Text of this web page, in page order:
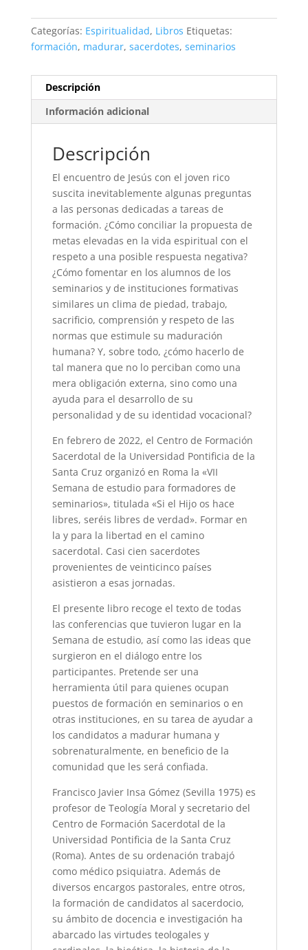
Categorías: Espiritualidad, Libros Etiquetas:
formación, madurar, sacerdotes, seminarios
Descripción
Información adicional
Descripción
El encuentro de Jesús con el joven rico
suscita inevitablemente algunas preguntas
a las personas dedicadas a tareas de
formación. ¿Cómo conciliar la propuesta de
metas elevadas en la vida espiritual con el
respeto a una posible respuesta negativa?
¿Cómo fomentar en los alumnos de los
seminarios y de instituciones formativas
similares un clima de piedad, trabajo,
sacrificio, comprensión y respeto de las
normas que estimule su maduración
humana? Y, sobre todo, ¿cómo hacerlo de
tal manera que no lo perciban como una
mera obligación externa, sino como una
ayuda para el desarrollo de su
personalidad y de su identidad vocacional?
En febrero de 2022, el Centro de Formación
Sacerdotal de la Universidad Pontificia de la
Santa Cruz organizó en Roma la «VII
Semana de estudio para formadores de
seminarios», titulada «Si el Hijo os hace
libres, seréis libres de verdad». Formar en
la y para la libertad en el camino
sacerdotal. Casi cien sacerdotes
provenientes de veinticinco países
asistieron a esas jornadas.
El presente libro recoge el texto de todas
las conferencias que tuvieron lugar en la
Semana de estudio, así como las ideas que
surgieron en el diálogo entre los
participantes. Pretende ser una
herramienta útil para quienes ocupan
puestos de formación en seminarios o en
otras instituciones, en su tarea de ayudar a
los candidatos a madurar humana y
sobrenaturalmente, en beneficio de la
comunidad que les será confiada.
Francisco Javier Insa Gómez (Sevilla 1975) es
profesor de Teología Moral y secretario del
Centro de Formación Sacerdotal de la
Universidad Pontificia de la Santa Cruz
(Roma). Antes de su ordenación trabajó
como médico psiquiatra. Además de
diversos encargos pastorales, entre otros,
la formación de candidatos al sacerdocio,
su ámbito de docencia e investigación ha
abarcado las virtudes teologales y